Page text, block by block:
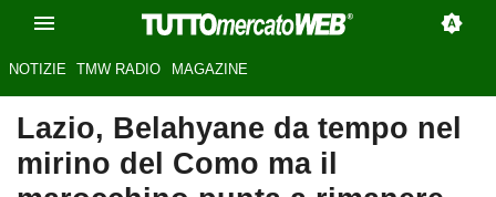
NOTIZIE TMW RADIO MAGAZINE
Lazio, Belahyane da tempo nel
mirino del Como ma il